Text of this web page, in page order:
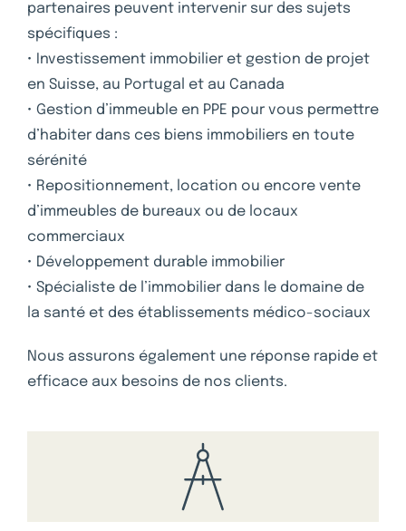
partenaires peuvent intervenir sur des sujets
spécifiques :
• Investissement immobilier et gestion de projet
en Suisse, au Portugal et au Canada
• Gestion d’immeuble en PPE pour vous permettre
d’habiter dans ces biens immobiliers en toute
sérénité
• Repositionnement, location ou encore vente
d’immeubles de bureaux ou de locaux
commerciaux
• Développement durable immobilier
• Spécialiste de l’immobilier dans le domaine de
la santé et des établissements médico-sociaux
Nous assurons également une réponse rapide et
efficace aux besoins de nos clients.